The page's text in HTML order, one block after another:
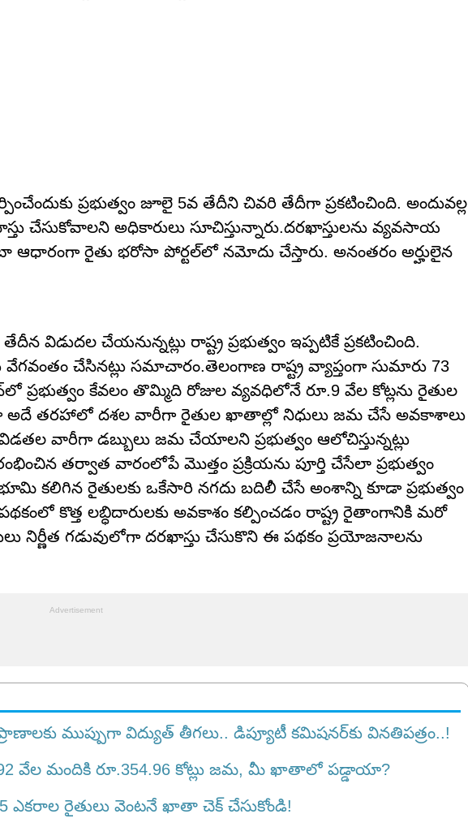
ప్రభుత్వం జూలై 5వ తేదీని చివరి తేదీగా ప్రకటించింది. అందువల్ల
చేసుకోవాలని అధికారులు సూచిస్తున్నారు.దరఖాస్తులను వ్యవసాయ
ఆధారంగా రైతు భరోసా పోర్టల్‌లో నమోదు చేస్తారు. అనంతరం అర్హులైన
విడుదల చేయనున్నట్లు రాష్ట్ర ప్రభుత్వం ఇప్పటికే ప్రకటించింది.
చేసినట్లు సమాచారం.తెలంగాణ రాష్ట్ర వ్యాప్తంగా సుమారు 73
ప్రభుత్వం కేవలం తొమ్మిది రోజుల వ్యవధిలోనే రూ.9 వేల కోట్లను రైతుల
అదే తరహాలో దశల వారీగా రైతుల ఖాతాల్లో నిధులు జమ చేసే అవకాశాలు
వారీగా డబ్బులు జమ చేయాలని ప్రభుత్వం ఆలోచిస్తున్నట్లు
తర్వాత వారంలోపే మొత్తం ప్రక్రియను పూర్తి చేసేలా ప్రభుత్వం
భూమి కలిగిన రైతులకు ఒకేసారి నగదు బదిలీ చేసే అంశాన్ని కూడా ప్రభుత్వం
కొత్త లబ్ధిదారులకు అవకాశం కల్పించడం రాష్ట్ర రైతాంగానికి మరో
నిర్ణీత గడువులోగా దరఖాస్తు చేసుకొని ఈ పథకం ప్రయోజనాలను
ముప్పుగా విద్యుత్ తీగలు.. డిప్యూటీ కమిషనర్‌కు వినతిపత్రం..!
92 వేల మందికి రూ.354.96 కోట్లు జమ, మీ ఖాతాలో పడ్డాయా?
ఎకరాల రైతులు వెంటనే ఖాతా చెక్ చేసుకోండి!